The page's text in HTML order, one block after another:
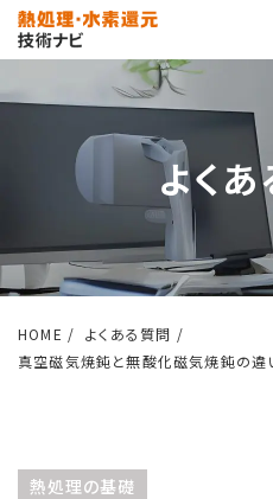
よく
HOME
よくある質問
真空磁気焼鈍と無酸化磁気焼鈍の違
熱処理の基礎